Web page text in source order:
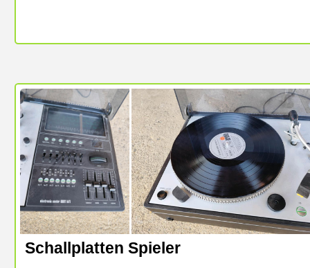
https://www.kleinanzeigen.de/s-anzeige/
argentinische-version/2867236857-78-
Schallplatten Spieler